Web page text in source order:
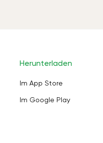
Herunterladen
Im App Store
Im Google Play